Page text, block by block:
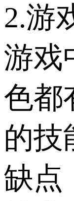
2.游
游戏
色都
的技
缺点